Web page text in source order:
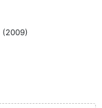
(2009)